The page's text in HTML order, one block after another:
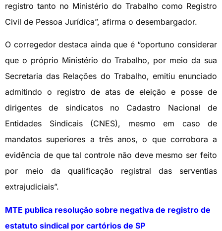
registro tanto no Ministério do Trabalho como Registro
Civil de Pessoa Jurídica”, afirma o desembargador.
O corregedor destaca ainda que é “oportuno considerar
que o próprio Ministério do Trabalho, por meio da sua
Secretaria das Relações do Trabalho, emitiu enunciado
admitindo o registro de atas de eleição e posse de
dirigentes de sindicatos no Cadastro Nacional de
Entidades Sindicais (CNES), mesmo em caso de
mandatos superiores a três anos, o que corrobora a
evidência de que tal controle não deve mesmo ser feito
por meio da qualificação registral das serventias
extrajudiciais”.
MTE publica resolução sobre negativa de registro de
estatuto sindical por cartórios de SP